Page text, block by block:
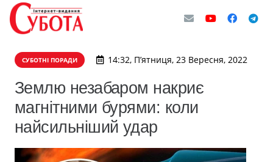
СУБОТНІ ПОРАДИ 14:32, П’ятниця, 23 Вересня, 2022
Землю незабаром накриє
магнітними бурями: коли
найсильніший удар